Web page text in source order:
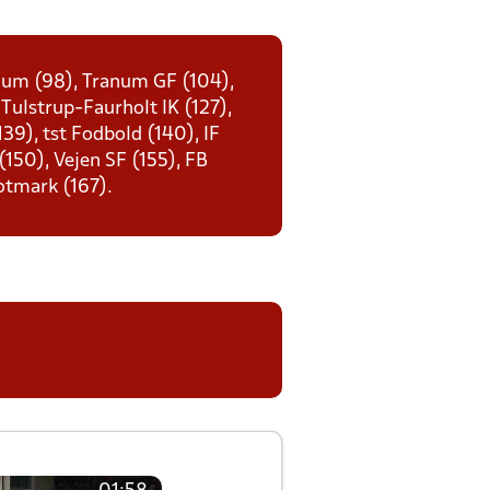
(98), Tranum GF (104),
Faurholt IK (127),
tst Fodbold (140), IF
Vejen SF (155), FB
(167).